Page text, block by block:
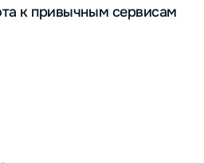
к привычным сервисам